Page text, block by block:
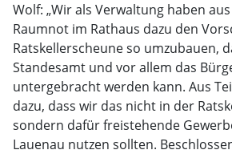
Wolf: „Wir als Verwaltung haben
Raumnot im Rathaus dazu den
Ratskellerscheune so umzubauen,
Standesamt und vor allem das
untergebracht werden kann. Aus
dazu, dass wir das nicht in der
sondern dafür freistehende
Lauenau nutzen sollten.